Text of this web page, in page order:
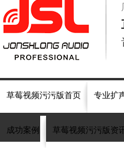
草莓视频污污版首页 专业扩
成功案例 草莓视频污污版资